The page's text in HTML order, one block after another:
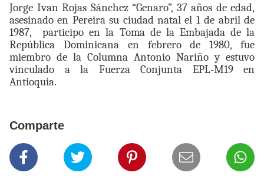
Jorge Ivan Rojas Sánchez “Genaro”, 37 años de edad,
asesinado en Pereira su ciudad natal el 1 de abril de
1987,
participo en la Toma de la Embajada de la
República Dominicana en febrero de 1980, fue
miembro de la Columna Antonio Nariño y estuvo
vinculado a la Fuerza Conjunta EPL-M19 en
Antioquia.
Comparte